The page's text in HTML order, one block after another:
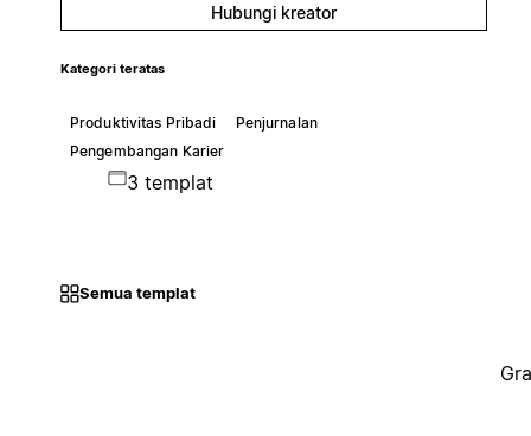
Hubungi kreator
Kategori teratas
Produktivitas Pribadi
Penjurnalan
Pengembangan Karier
3 templat
Semua templat